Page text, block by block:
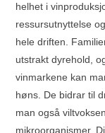
helhet i
ressursutnyttelse
hele driften.
utstrakt dyrehold,
vinmarkene kan
høns. De bidrar til
man også
mikroorganismer.